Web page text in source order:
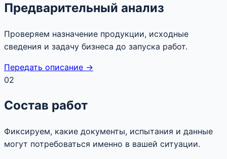
Предварительный анализ
Проверяем назначение продукции, исходные
сведения и задачу бизнеса до запуска работ.
Передать описание →
02
Состав работ
Фиксируем, какие документы, испытания и данные
могут потребоваться именно в вашей ситуации.